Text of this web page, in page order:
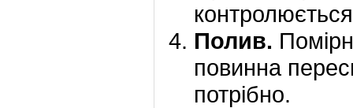
Полив.
повинна
потрібно.